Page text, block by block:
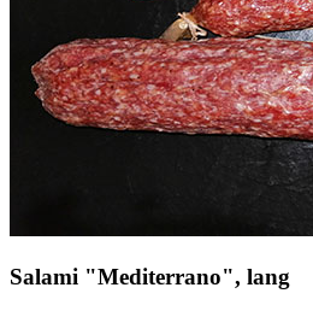
Salami "Mediterrano", lang